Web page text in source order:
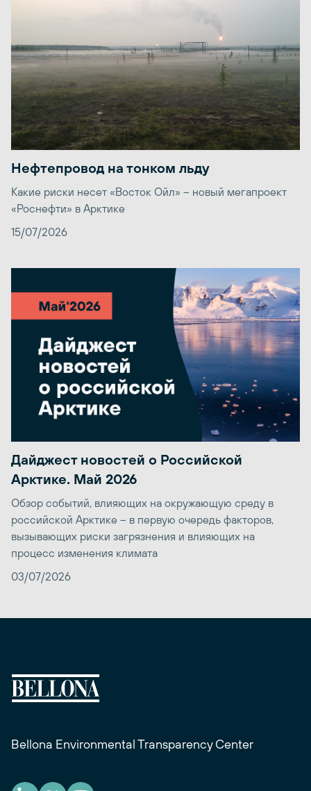
Нефтепровод на тонком льду
Какие риски несет «Восток Ойл» – новый мегапроект
«Роснефти» в Арктике
15/07/2026
Дайджест новостей о Российской
Арктике. Май 2026
Обзор событий, влияющих на окружающую среду в
российской Арктике – в первую очередь факторов,
вызывающих риски загрязнения и влияющих на
процесс изменения климата
03/07/2026
Bellona Environmental Transparency Center